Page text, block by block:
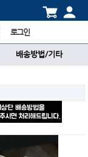
로그인
배송방법/기타